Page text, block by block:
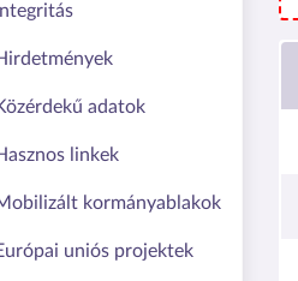
Integritás
adatok
linkek
kormányablakok
uniós projektek